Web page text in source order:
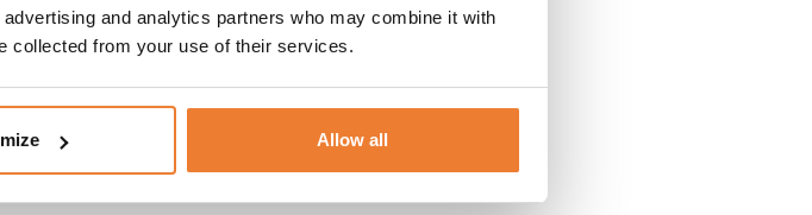
and analytics partners who may combine it with
collected from your use of their services.
Allow all